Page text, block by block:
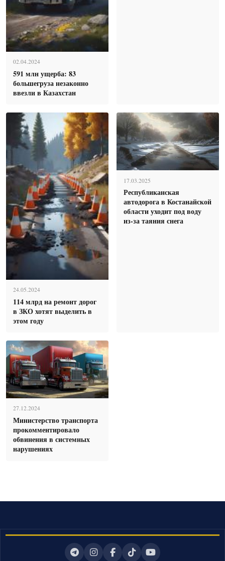
02.04.2024
591 млн ущерба: 83
большегруза незаконно
ввезли в Казахстан
24.05.2024
114 млрд на ремонт дорог
в ЗКО хотят выделить в
этом году
17.03.2025
Республиканская
автодорога в Костанайской
области уходит под воду
из-за таяния снега
27.12.2024
Министерство транспорта
прокомментировало
обвинения в системных
нарушениях